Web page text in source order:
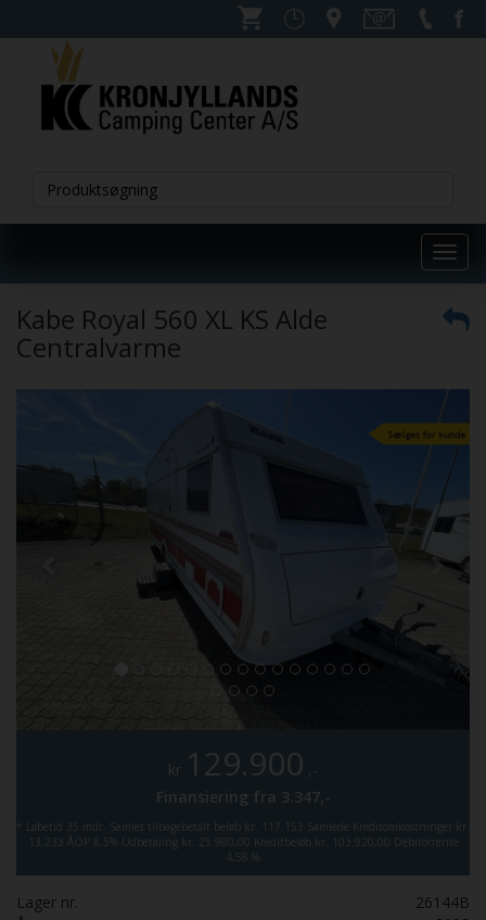
Kabe Royal 560 XL KS Alde
Centralvarme
kr 129.900 ,-
Finansiering fra 3.347,-
* Løbetid 35 mdr. Samlet tilbagebetalt beløb kr. 117.153 Samlede Kreditomkostninger kr.
13.233 ÅOP 8,5% Udbetaling kr. 25.980,00 Kreditbeløb kr. 103.920,00
Debitorrente
4,58 %
Lager nr.
26144B